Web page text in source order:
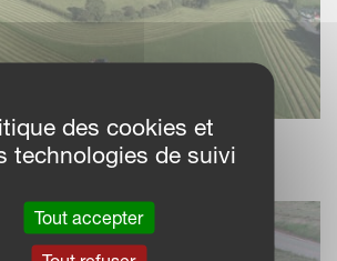
des cookies et
technologies de suivi
Tout accepter